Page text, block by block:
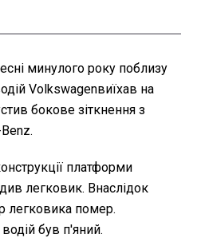
минулого року поблизу
Volkswagenвиїхав на
бокове зіткнення з
платформи
легковик. Внаслідок
легковика помер.
був п'яний.